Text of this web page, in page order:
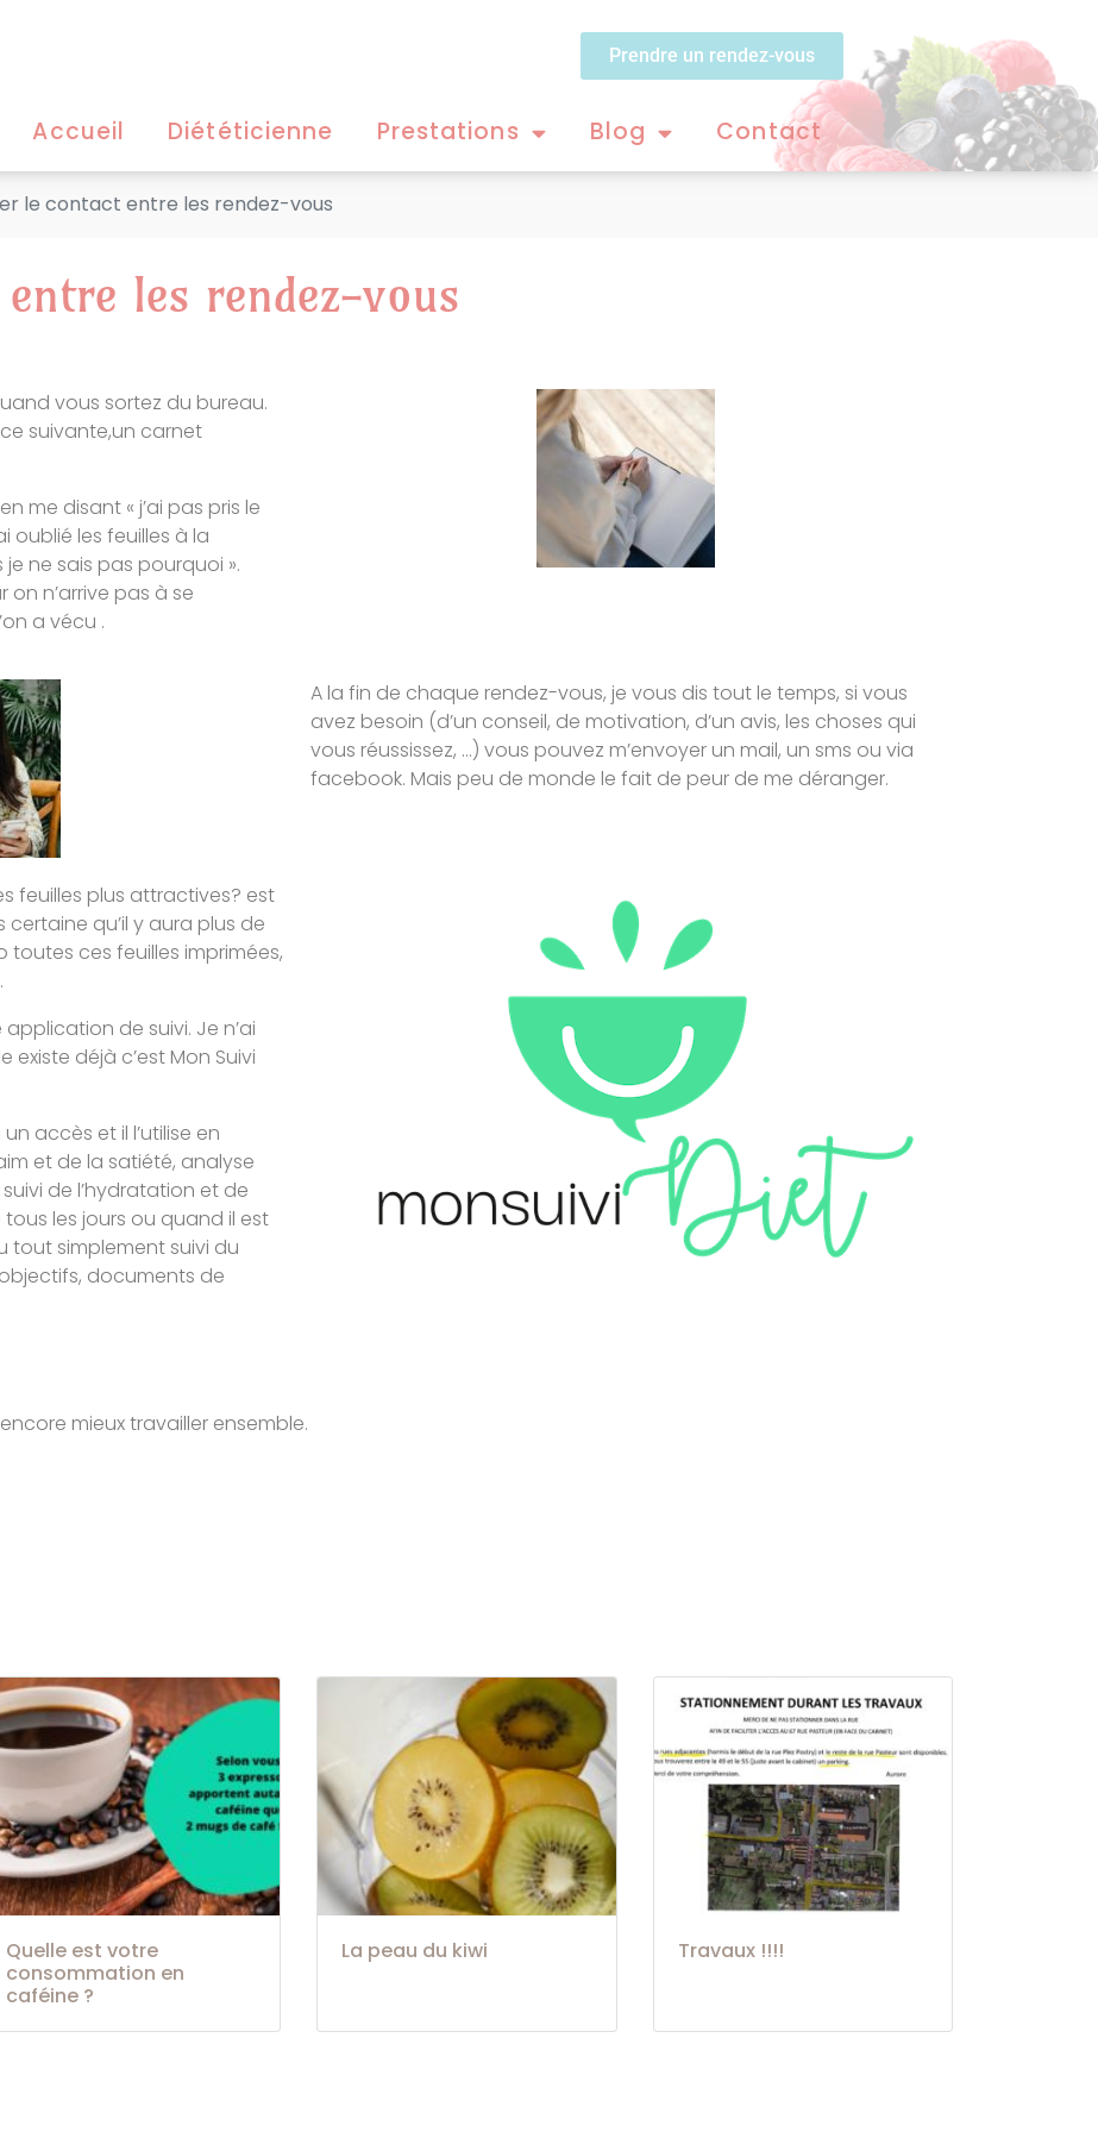
Prendre un rendez-vous
Accueil Diététicienne Prestations Blog Contact
le contact entre les rendez-vous
les rendez-vous
vous sortez du bureau.
suivante,un carnet
me disant « j’ai pas pris le
oublié les feuilles à la
je ne sais pas pourquoi ».
n’arrive pas à se
a vécu .
A la fin de chaque rendez-vous, je vous dis tout le temps, si vous
avez besoin (d’un conseil, de motivation, d’un avis, les choses qui
vous réussissez, …) vous pouvez m’envoyer un mail, un sms ou via
facebook. Mais peu de monde le fait de peur de me déranger.
feuilles plus attractives? est
qu’il y aura plus de
toutes ces feuilles imprimées,
de suivi. Je n’ai
déjà c’est Mon Suivi
accès et il l’utilise en
et de la satiété, analyse
de l’hydratation et de
les jours ou quand il est
tout simplement suivi du
documents de
mieux travailler ensemble.
Quelle est votre
consommation en
caféine ?
La peau du kiwi Travaux !!!!